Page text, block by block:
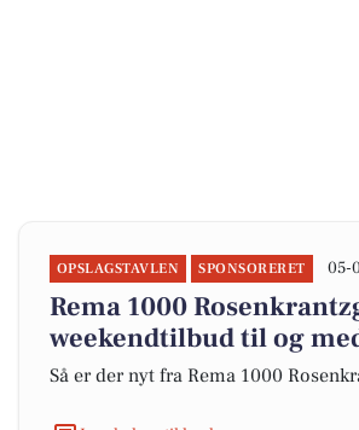
OPSLAGSTAVLEN SPONSORERET 05-
Rema 1000
weekendtilbud til og
Så er der nyt fra Rema 1000